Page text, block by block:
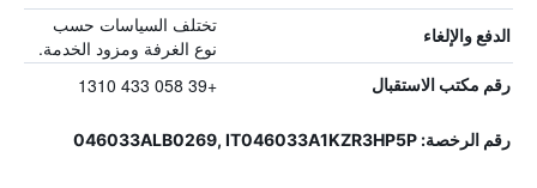
الدفع والإلغاء
تختلف السياسات حسب
نوع الغرفة ومزود الخدمة.
رقم مكتب الاستقبال +39 058 433 1310
رقم الرخصة: 046033ALB0269, IT046033A1KZR3HP5P